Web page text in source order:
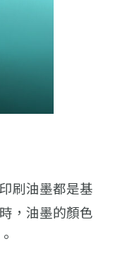
刷油墨都是基
，油墨的顏色